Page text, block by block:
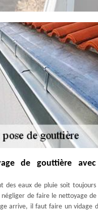
de gouttière avec
des eaux de pluie soit
négliger de faire le nettoyage
arrive, il faut faire un vidage